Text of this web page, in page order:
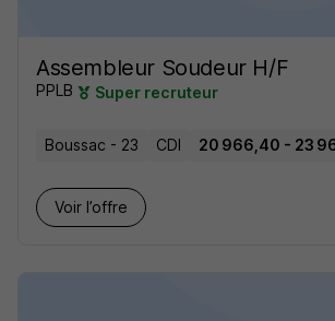
Assembleur Soudeur H/F
PPLB Super recruteur
Boussac - 23 CDI 20 966,40 - 23
Voir l’offre